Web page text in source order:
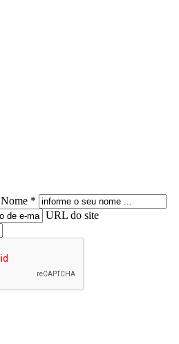
Nome *
URL do site